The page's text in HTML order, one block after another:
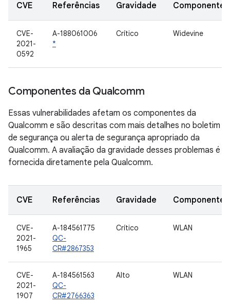
CVE Referências Gravidade Componente
CVE-
2021-
0592
A-188061006
*
Crítico Widevine
Componentes da Qualcomm
Essas vulnerabilidades afetam os componentes da
Qualcomm e são descritas com mais detalhes no boletim
de segurança ou alerta de segurança apropriado da
Qualcomm. A avaliação da gravidade desses problemas é
fornecida diretamente pela Qualcomm.
CVE Referências Gravidade Componente
CVE-
2021-
1965
A-184561775
QC-
CR#2867353
Crítico WLAN
CVE-
2021-
1907
A-184561563
QC-
CR#2766363
Alto WLAN